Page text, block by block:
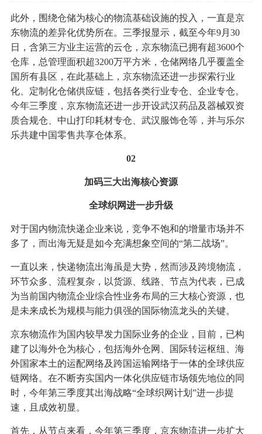
此外，围绕仓储为核心的物流基础设施的投入，一直是京
东物流的差异化优势所在。三季报显示，截至今年9月30
日，含第三方业主运营的云仓，京东物流已拥有超3600个
仓库，总管理面积超3200万平方米，仓储网络几乎覆盖全
国所有县区，在此基础上，京东物流还进一步探索行业
化、定制化仓储供应链，包括各类行业专仓、企业专仓。
今年三季度，京东物流还进一步开设武汉药品及器械双资
质合规仓、中山打印耗材专仓、武汉服饰仓等，并与乐尔
乐共建中国零售共享仓体系。
02
加码三大出海核心资源
全球织网进一步升级
对于国内物流快递企业来说，竞争不饱和的增量市场并不
多了，而出海无疑是如今充满想象空间的“第二战场”。
一直以来，快递物流出海虽是大势，然而涉及跨境物流，
环节众多、流程复杂，以货源、线路、节点为代表，已成
为当前国内物流企业综合性业务布局的三大核心资源，也
是未来成长为规模与能力俱强的国际物流龙头的关键。
京东物流作为国内较早发力国际业务的企业，目前，已构
建了以海外仓为核心，包括海外仓网、国际转运枢纽、海
外国家本土的运配网络及跨国运输网络于一体的全球供应
链网络。在不断夯实国内一体化供应链市场领先地位的同
时，今年第三季度其出海战略“全球织网计划”进一步提
速，且成效初显。
首先，从节点来看，今年第三季度，京东物流进一步扩大